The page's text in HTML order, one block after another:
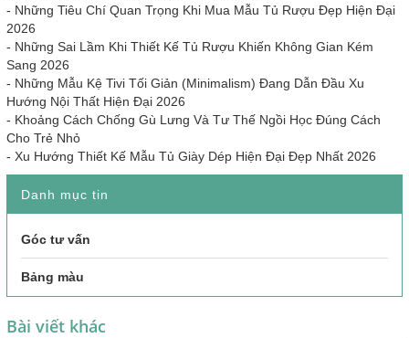
- Những Tiêu Chí Quan Trọng Khi Mua Mẫu Tủ Rượu Đẹp Hiện Đại
2026
- Những Sai Lầm Khi Thiết Kế Tủ Rượu Khiến Không Gian Kém
Sang 2026
- Những Mẫu Kệ Tivi Tối Giản (Minimalism) Đang Dẫn Đầu Xu
Hướng Nội Thất Hiện Đại 2026
- Khoảng Cách Chống Gù Lưng Và Tư Thế Ngồi Học Đúng Cách
Cho Trẻ Nhỏ
- Xu Hướng Thiết Kế Mẫu Tủ Giày Dép Hiện Đại Đẹp Nhất 2026
Danh mục tin
Góc tư vấn
Bảng màu
Bài viết khác